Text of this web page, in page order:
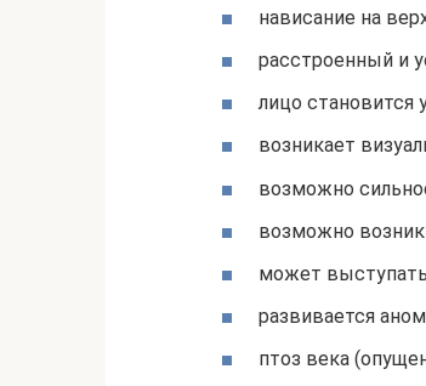
нависание на
расстроенный и
лицо
возникает
возможно
возможно
может
развивается
птоз века